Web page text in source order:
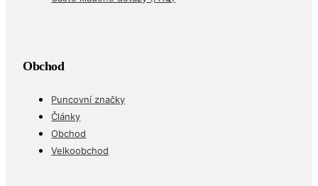
Obchod
Puncovní značky
Články
Obchod
Velkoobchod